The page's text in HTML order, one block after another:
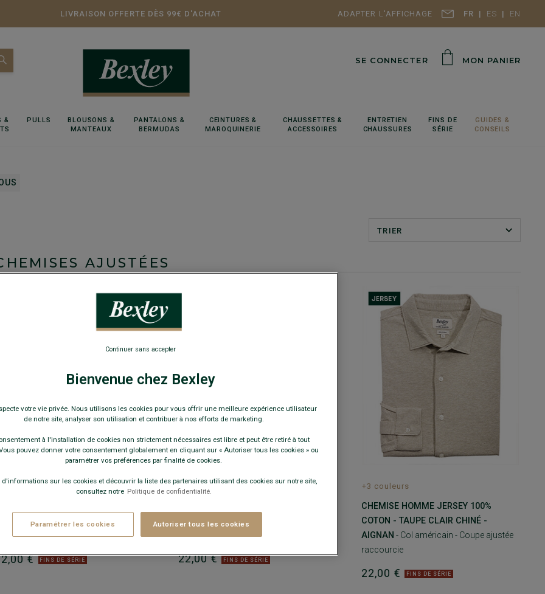
FR ES EN
LIVRAISON OFFERTE DÈS 99€ D'ACHAT ADAPTER L'AFFICHAGE
SE CONNECTER MON PANIER
&
PULLS
BLOUSONS &
MANTEAUX
PANTALONS &
BERMUDAS
CEINTURES &
MAROQUINERIE
CHAUSSETTES &
ACCESSOIRES
ENTRETIEN
CHAUSSURES
FINS DE
SÉRIE
GUIDES &
CONSEILS
TRIER
AJUSTÉES
COTON - NAVY FONCÉ - AIGNAN
américain - Coupe ajustée raccourcie
€ FINS DE SÉRIE
+3 couleurs
COTON - BLEU CIEL - AIGNAN
américain - Coupe ajustée raccourcie
22,00 € FINS DE SÉRIE
+3 couleurs
CHEMISE HOMME JERSEY 100%
COTON - TAUPE CLAIR CHINÉ -
AIGNAN - Col américain - Coupe ajustée
raccourcie
22,00 € FINS DE SÉRIE
Bienvenue chez Bexley
votre vie privée. Nous utilisons les cookies pour vous offrir une meilleure expérience utilisateur
de notre site, analyser son utilisation et contribuer à nos efforts de marketing.
à l'installation de cookies non strictement nécessaires est libre et peut être retiré à tout
pouvez donner votre consentement globalement en cliquant sur « Autoriser tous les cookies » ou
paramétrer vos préférences par finalité de cookies.
d'informations sur les cookies et découvrir la liste des partenaires utilisant des cookies sur notre site,
consultez notre Politique de confidentialité.
Paramétrer les cookies Autoriser tous les cookies
Continuer sans accepter